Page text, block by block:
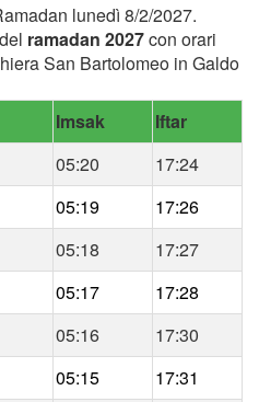
lunedì 8/2/2027.
ramadan 2027con orari
San Bartolomeo in Galdo
Imsak
Iftar
05:20
17:24
05:19
17:26
05:18
17:27
05:17
17:28
05:16
17:30
05:15 17:31